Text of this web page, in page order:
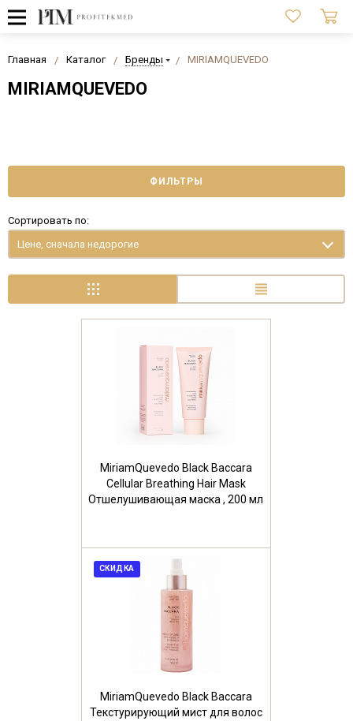
Главная Каталог Бренды MIRIAMQUEVEDO
MIRIAMQUEVEDO
ФИЛЬТРЫ
Сортировать по:
Цене, сначала недорогие
MiriamQuevedo Black Baccara
Cellular Breathing Hair Mask
Отшелушивающая маска , 200 мл
СКИДКА
MiriamQuevedo Black Baccara
Текстурирующий мист для волос